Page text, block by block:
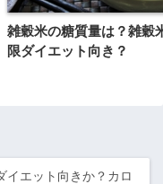
雑穀米の糖質量は？雑穀
限ダイエット向き？
イエット向きか？カロ